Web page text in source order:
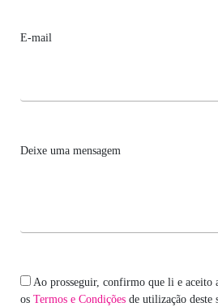
E-mail
Deixe uma mensagem
Ao prosseguir, confirmo que li e aceito
os Termos e Condições de utilização deste